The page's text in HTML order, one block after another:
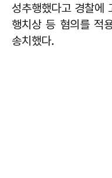
성추행했다고 경찰에
행치상 등 혐의를 적
송치했다.